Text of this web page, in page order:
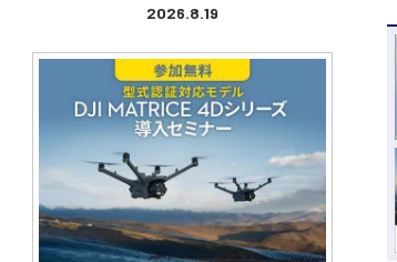
2026.8.19